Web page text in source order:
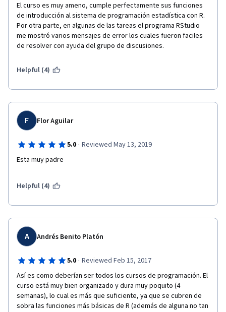
El curso es muy ameno, cumple perfectamente sus funciones
de introducción al sistema de programación estadística con R.
Por otra parte, en algunas de las tareas el programa RStudio
me mostró varios mensajes de error los cuales fueron faciles
de resolver con ayuda del grupo de discusiones.
Helpful (4)
F Flor Aguilar
5.0 · Reviewed May 13, 2019
Esta muy padre
Helpful (4)
A Andrés Benito Platón
5.0 · Reviewed Feb 15, 2017
Así es como deberían ser todos los cursos de programación. El
curso está muy bien organizado y dura muy poquito (4
semanas), lo cual es más que suficiente, ya que se cubren de
sobra las funciones más básicas de R (además de alguna no tan